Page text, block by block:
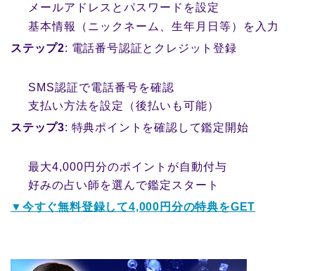
メールアドレスとパスワードを設定
基本情報（ニックネーム、生年月日等）を入力
ステップ2: 電話番号認証とクレジット登録
SMS認証で電話番号を確認
支払い方法を設定（後払いも可能）
ステップ3: 特典ポイントを確認して鑑定開始
最大4,000円分のポイントが自動付与
好みの占い師を選んで鑑定スタート
▼今すぐ無料登録して4,000円分の特典をGET